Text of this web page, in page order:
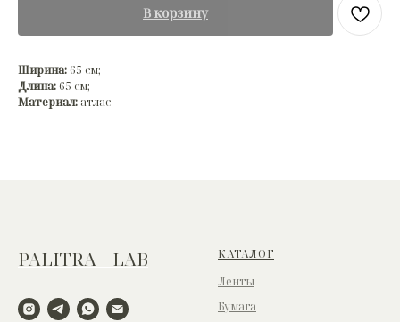
В корзину
Ширина:65 см;
Длина:65 см;
Материал: атлас
PALITRA__LAB
КАТАЛОГ
Ленты
Бумага